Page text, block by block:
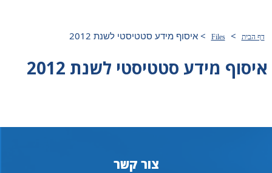
דף הבית >
Files
>איסוף מידע סטטיסטי לשנת 2012
איסוף מידע סטטיסטי לשנת 2012
צור קשר